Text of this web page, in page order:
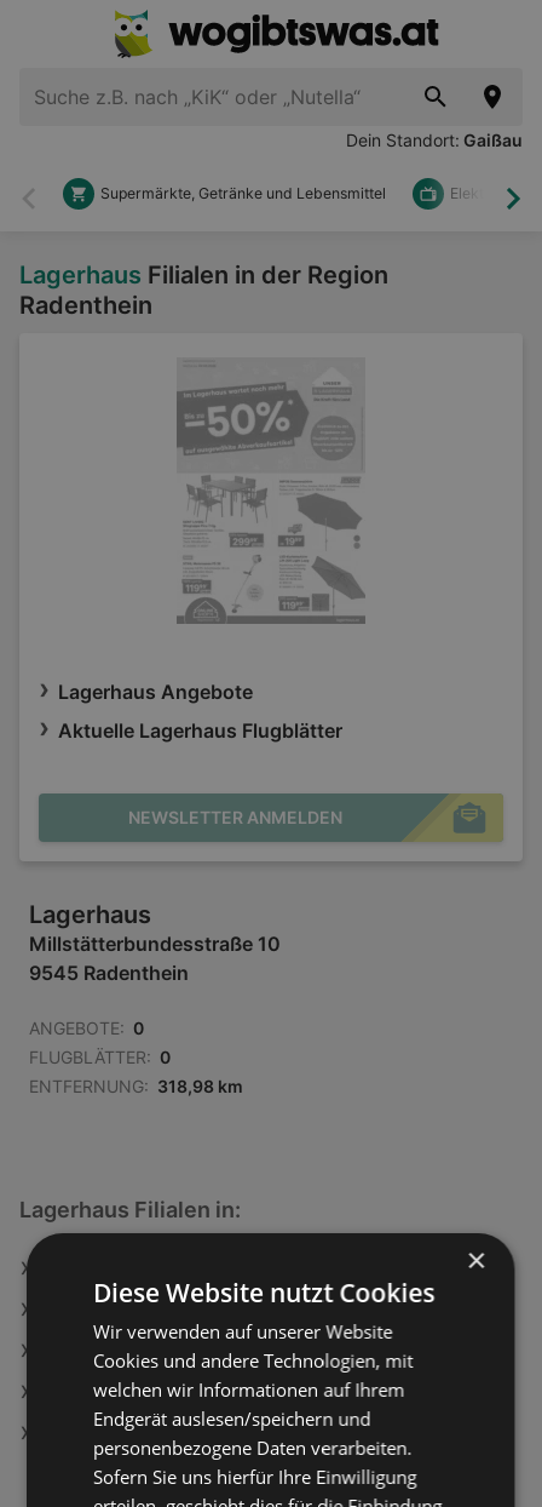
Dein Standort: Gaißau
Zurück
Supermärkte, Getränke und Lebensmittel Elektronik
Lagerhaus Filialen in der Region
Radenthein
Lagerhaus Angebote
Aktuelle Lagerhaus Flugblätter
NEWSLETTER ANMELDEN
Lagerhaus
Millstätterbundesstraße 10
9545 Radenthein
ANGEBOTE: 0
FLUGBLÄTTER: 0
ENTFERNUNG: 318,98 km
Lagerhaus Filialen in:
Lagerhaus in Pernitz
Lagerhaus in Deutsch Goritz
Lagerhaus in Krottendorf-Gaisfeld
×
Diese Website nutzt Cookies
Wir verwenden auf unserer Website
Cookies und andere Technologien, mit
welchen wir Informationen auf Ihrem
Endgerät auslesen/speichern und
personenbezogene Daten verarbeiten.
Sofern Sie uns hierfür Ihre Einwilligung